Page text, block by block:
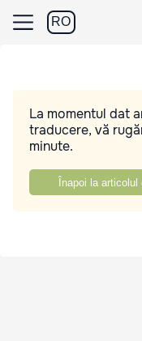
RO
La momentul dat
traducere, vă
minute.
Înapoi la articolul